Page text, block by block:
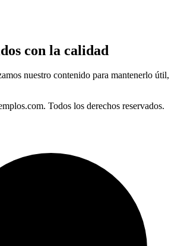
con la calidad
nuestro contenido para mantenerlo útil,
Todos los derechos reservados.